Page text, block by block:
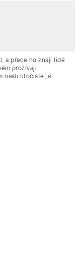
a přece ho znají lidé
prožívají
našli útočiště, a